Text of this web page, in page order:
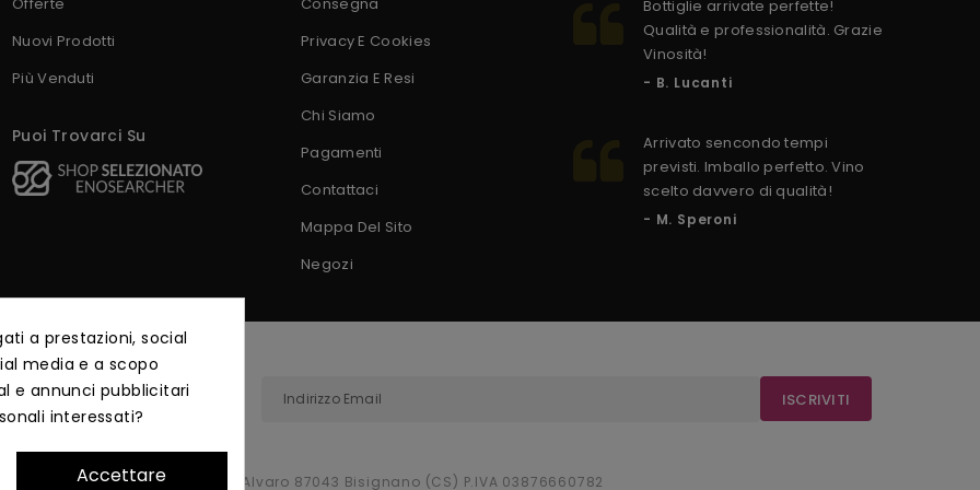
Nuovi Prodotti
Più Venduti
Puoi Trovarci Su
Privacy E Cookies
Garanzia E Resi
Chi Siamo
Pagamenti
Contattaci
Mappa Del Sito
Negozi
Bottiglie arrivate perfette!
Qualità e professionalità. Grazie
Vinosità!
- B. Lucanti
Arrivato sencondo tempi
previsti. Imballo perfetto. Vino
scelto davvero di qualità!
- M. Speroni
ISCRIVITI
da Essea s.r.l. Via Corrado Alvaro 87043 Bisignano (CS) P.IVA 03876660782
a prestazioni, social
media e a scopo
e annunci pubblicitari
interessati?
Accettare